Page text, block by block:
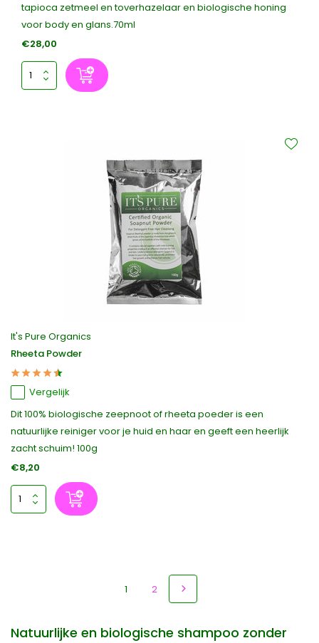
tapioca zetmeel en toverhazelaar en biologische honing
voor body en glans.70ml
€28,00
It's Pure Organics
Rheeta Powder
Vergelijk
Dit 100% biologische zeepnoot of rheeta poeder is een
natuurlijke reiniger voor je huid en haar en geeft een heerlijk
zacht schuim! 100g
€8,20
1 2
Natuurlijke en biologische shampoo zonder